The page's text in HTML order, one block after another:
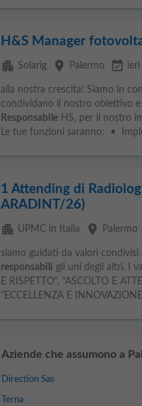
H&S Manager
apartment Solarig place Palermo event_available ieri
alla nostra crescita! Siamo in
condividano il nostro obiettivo
ResponsabileHS, per il nostro
Le tue funzioni saranno: •
1 Attending di
ARADINT/26)
apartment UPMC in Italia place Palermo
siamo guidati da valori
responsabili gli uni degli altri. I
E RISPETTO", "ASCOLTO E
"ECCELLENZA E
Aziende che assumono a
Direction Sas
Terna